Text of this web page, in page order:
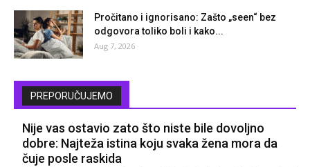
Pročitano i ignorisano: Zašto „seen“ bez
odgovora toliko boli i kako...
Aug 7, 2026
PREPORUČUJEMO
Nije vas ostavio zato što niste bile dovoljno
dobre: Najteža istina koju svaka žena mora da
čuje posle raskida